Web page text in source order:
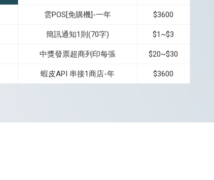
雲POS[免購機]-一年 $3600
簡訊通知1則(70字) $1~$3
中獎發票超商列印每張 $20~$30
蝦皮API 串接1商店-年 $3600